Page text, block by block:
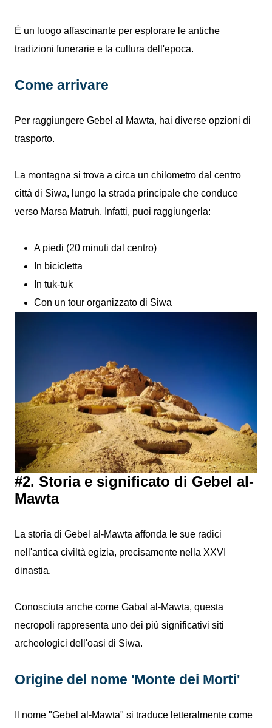
È un luogo affascinante per esplorare le antiche
tradizioni funerarie e la cultura dell'epoca.
Come arrivare
Per raggiungere Gebel al Mawta, hai diverse opzioni di
trasporto.
La montagna si trova a circa un chilometro dal centro
città di Siwa, lungo la strada principale che conduce
verso Marsa Matruh. Infatti, puoi raggiungerla:
A piedi (20 minuti dal centro)
In bicicletta
In tuk-tuk
Con un tour organizzato di Siwa
#2. Storia e significato di Gebel al-
Mawta
La storia di Gebel al-Mawta affonda le sue radici
nell'antica civiltà egizia, precisamente nella XXVI
dinastia.
Conosciuta anche come Gabal al-Mawta, questa
necropoli rappresenta uno dei più significativi siti
archeologici dell'oasi di Siwa.
Origine del nome 'Monte dei Morti'
Il nome "Gebel al-Mawta" si traduce letteralmente come